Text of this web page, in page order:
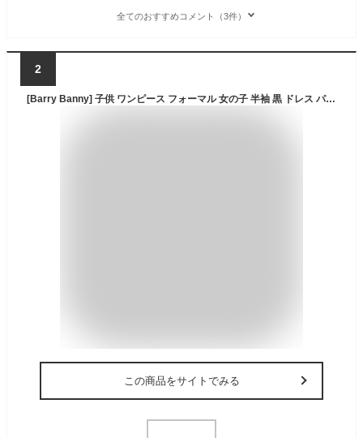
全てのおすすめコメント（3件）
2
[Barry Banny] 子供 ワンピース フォーマル 女の子 半袖 黒 ドレス パフスリーブ 角襟 白襟 レース裾 発表会 裏地付き キッズ 130
この商品をサイトでみる